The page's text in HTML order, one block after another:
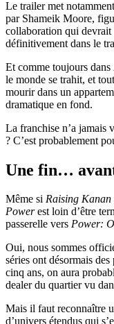
Le trailer met
par Shameik Moore,
collaboration qui devrait
définitivement dans le
Et comme toujours dans
le monde se trahit, et
mourir dans un
dramatique en fond.
La franchise n’a jamais
? C’est probablement
Une fin…
Même si Raising Kanan
Powerest loin d’être
passerelle vers Power:
Oui, nous sommes
séries ont désormais
cinq ans, on aura
dealer du quartier vu
Mais il faut reconnaître
d’univers étendus qui